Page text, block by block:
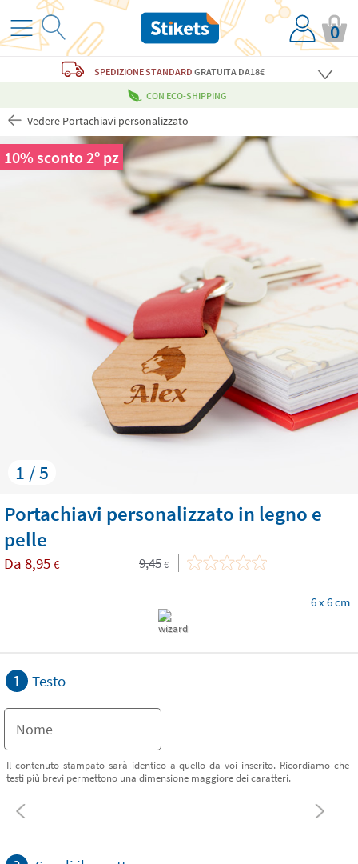
0
SPEDIZIONE STANDARD GRATUITADA18€
CON ECO-SHIPPING
Vedere Portachiavi personalizzato
1 / 5
10% sconto 2º pz
Portachiavi personalizzato in legno e
pelle
Da 8,95 € 9,45 €
6 x 6 cm
1 Testo
Il contenuto stampato sarà identico a quello da voi inserito. Ricordiamo che
testi più brevi permettono una dimensione maggiore dei caratteri.